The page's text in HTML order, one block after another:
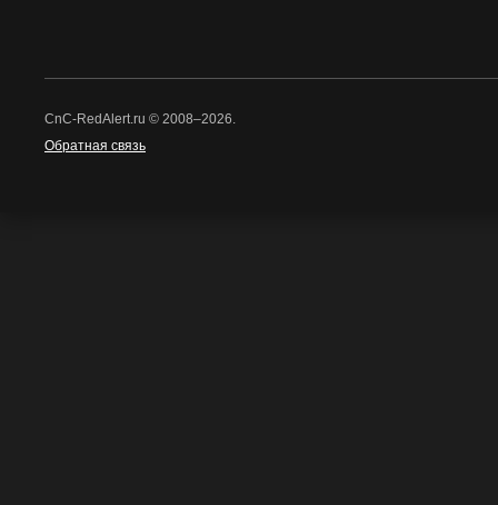
CnC-RedAlert.ru © 2008–2026.
Обратная связь